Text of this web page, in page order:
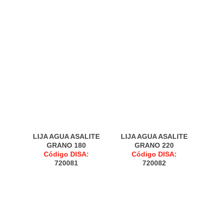
LIJA AGUA ASALITE
GRANO 180
Código DISA:
720081
LIJA AGUA ASALITE
GRANO 220
Código DISA:
720082